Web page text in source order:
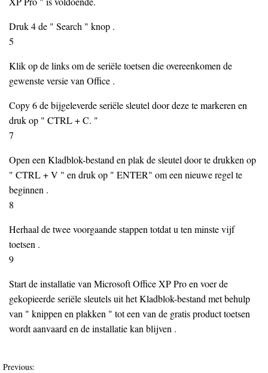
Druk 4 de " Search " knop .
5
Klik op de links om de seriële toetsen die overeenkomen de
gewenste versie van Office .
Copy 6 de bijgeleverde seriële sleutel door deze te markeren en
druk op " CTRL + C. "
7
Open een Kladblok-bestand en plak de sleutel door te drukken op
" CTRL + V " en druk op " ENTER" om een nieuwe regel te
beginnen .
8
Herhaal de twee voorgaande stappen totdat u ten minste vijf
toetsen .
9
Start de installatie van Microsoft Office XP Pro en voer de
gekopieerde seriële sleutels uit het Kladblok-bestand met behulp
van " knippen en plakken " tot een van de gratis product toetsen
wordt aanvaard en de installatie kan blijven .
Previous: